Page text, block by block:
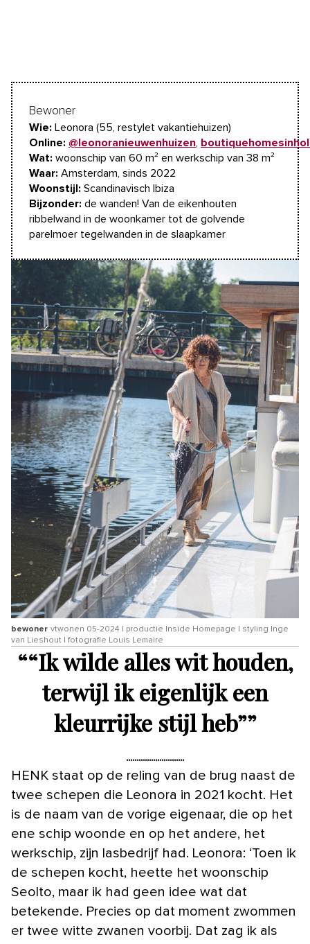
Bewoner
Wie: Leonora (55, restylet vakantiehuizen)
Online: @leonoranieuwenhuizen
Wat: woonschip van 60 m² en werkschip van 38 m²
Waar: Amsterdam, sinds 2022
Woonstijl: Scandinavisch Ibiza
Bijzonder: de wanden! Van de eikenhouten
ribbelwand in de woonkamer tot de golvende
parelmoer tegelwanden in de slaapkamer
bewoner vtwonen 05-2024 | productie Inside Homepage | styling Inge
van Lieshout | fotografie Louis Lemaire
““Ik wilde alles wit houden,
terwijl ik eigenlijk een
kleurrijke stijl heb””
HENK staat op de reling van de brug naast de
twee schepen die Leonora in 2021 kocht. Het
is de naam van de vorige eigenaar, die op het
ene schip woonde en op het andere, het
werkschip, zijn lasbedrijf had. Leonora: ‘Toen ik
de schepen kocht, heette het woonschip
Seolto, maar ik had geen idee wat dat
betekende. Precies op dat moment zwommen
er twee witte zwanen voorbij. Dat zag ik als